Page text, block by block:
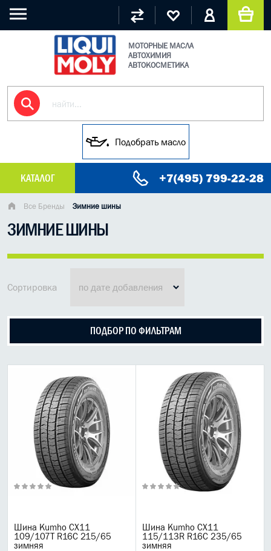
МОТОРНЫЕ МАСЛА
АВТОХИМИЯ
АВТОКОСМЕТИКА
Подобрать масло
КАТАЛОГ +7(495) 799-22-28
МАСЛО МОТОРНОЕ
ГРУЗОВЫЕ МАСЛА
ГИДРАВЛИЧЕСКИЕ МАСЛА
МАСЛО В КОРОБКУ
ИНДУСТРИАЛЬНЫЕ МАСЛА
АНТИФРИЗЫ СПЕЦЖИДКОСТИ
ПРИСАДКИ АВТОХИМИЯ
АВТО КОСМЕТИКА
МОТО МАСЛА
Liqui moly
Castrol
Все Бренды Зимние шины
ЗИМНИЕ ШИНЫ
Сортировка
ПОДБОР ПО ФИЛЬТРАМ
Шина Kumho CX11
109/107T R16C 215/65
зимняя
Шина Kumho CX11
115/113R R16C 235/65
зимняя